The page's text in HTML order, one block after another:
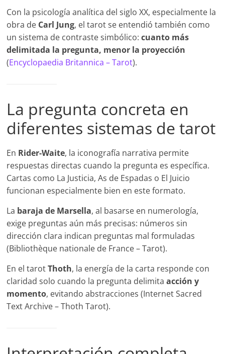
Con la psicología analítica del siglo XX, especialmente la
obra de Carl Jung, el tarot se entendió también como
un sistema de contraste simbólico:cuanto más
delimitada la pregunta, menor la proyección
(Encyclopaedia Britannica – Tarot).
La pregunta concreta en
diferentes sistemas de tarot
En Rider-Waite, la iconografía narrativa permite
respuestas directas cuando la pregunta es específica.
Cartas como La Justicia, As de Espadas o El Juicio
funcionan especialmente bien en este formato.
La baraja de Marsella, al basarse en numerología,
exige preguntas aún más precisas: números sin
dirección clara indican preguntas mal formuladas
(Bibliothèque nationale de France – Tarot).
En el tarotThoth, la energía de la carta responde con
claridad solo cuando la pregunta delimitaacción y
momento, evitando abstracciones (Internet Sacred
Text Archive – Thoth Tarot).